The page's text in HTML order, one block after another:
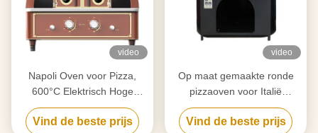
video
Napoli Oven voor Pizza,
600°C Elektrisch Hoge
Temperatuur
Vind de beste prijs
video
Op maat gemaakte ronde
pizzaoven voor Italië
Elektrisch Gas 500℃ Hoge
temperatuur
Vind de beste prijs